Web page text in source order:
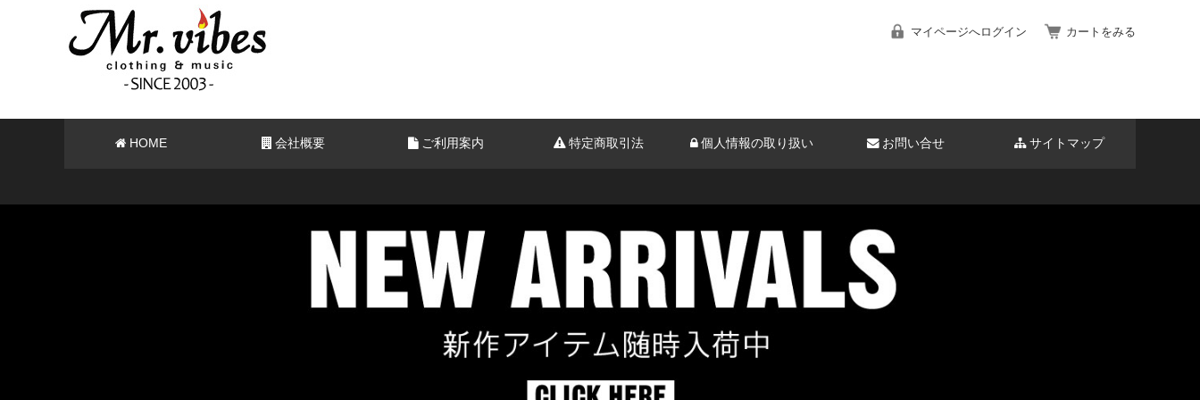
マイページへログイン カートをみる
HOME 会社概要 ご利用案内 特定商取引法 個人情報の取り扱い お問い合せ サイトマップ